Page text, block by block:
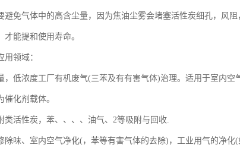
避免气体中的高含尘量，因为焦油尘雾会堵塞活性炭细孔，风
才能提和使用寿命。
用领域：
，低浓度工厂有机废气(三苯及有有害气体)治理。适用于室内
催化剂载体。
类活性炭，苯、、、、油气、2等吸附与回收.
除味、室内空气净化(，苯等有害气体的去除)，工业用气的净化(